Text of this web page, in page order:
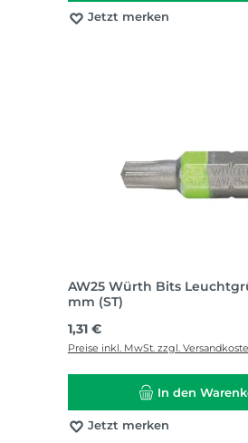
Jetzt merken
AW25 Würth Bits
mm (ST)
Regulärer Preis:
1,31 €
Preise inkl. MwSt. zzgl.
In den
Jetzt merken